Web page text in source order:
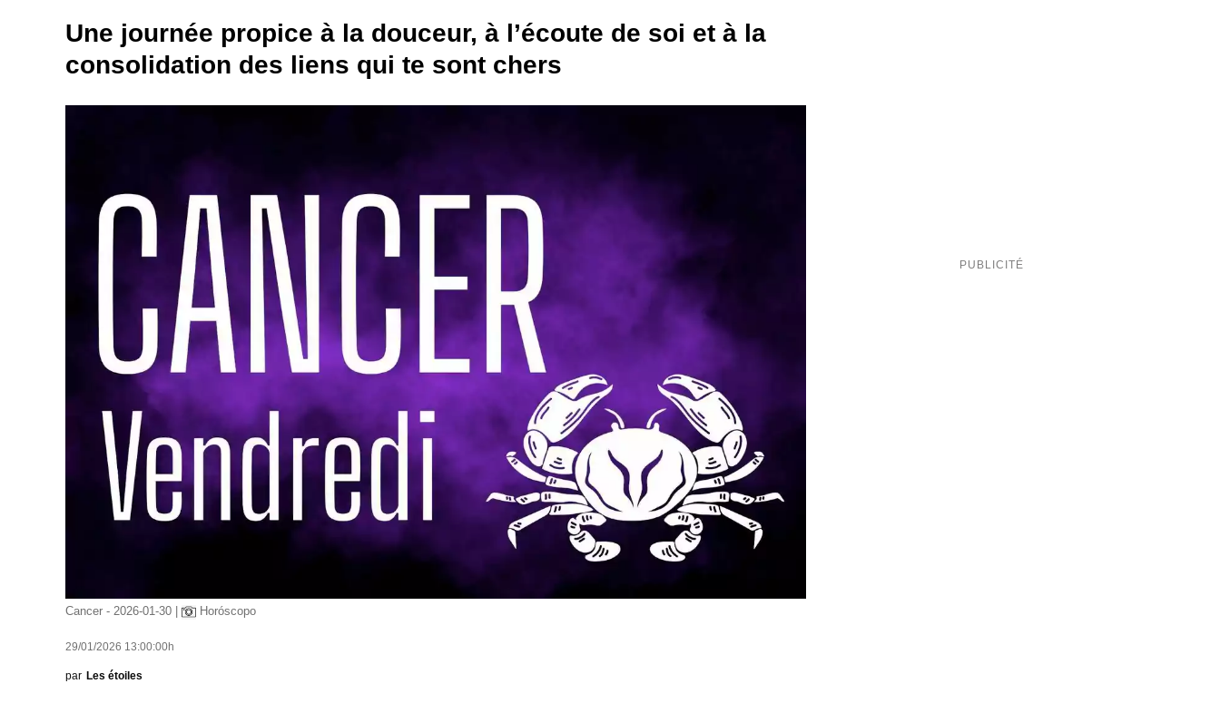
Une journée propice à la douceur, à l’écoute de soi et à la
consolidation des liens qui te sont chers
Cancer - 2026-01-30 | Horóscopo
29/01/2026 13:00:00h
par Les étoiles